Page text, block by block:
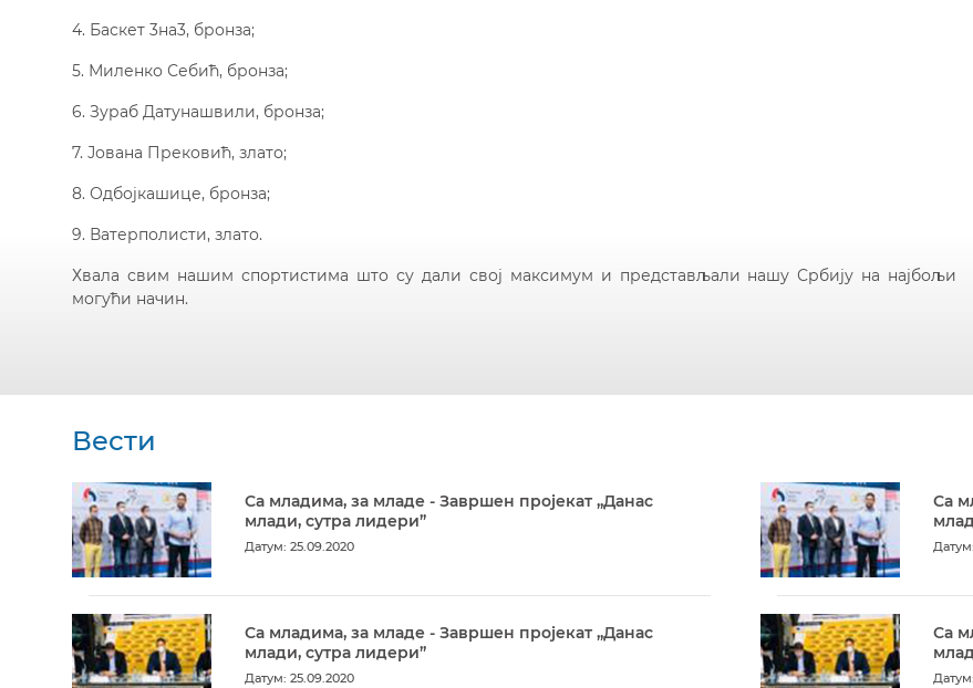
4. Баскет 3на3, бронза;
5. Миленко Себић, бронза;
6. Зураб Датунашвили, бронза;
7. Јована Прековић, злато;
8. Одбојкашице, бронза;
9. Ватерполисти, злато.
Хвала свим нашим спортистима што су дали свој максимум и представљали нашу Србију на најбољи
могући начин.
Вести
Са младима, за младе - Завршен пројекат „Данас
млади, сутра лидери”
Датум: 25.09.2020
Са младима, за младе - Завршен пројекат „Данас
млади, сутра лидери”
Датум: 25.09.2020
Са
Са